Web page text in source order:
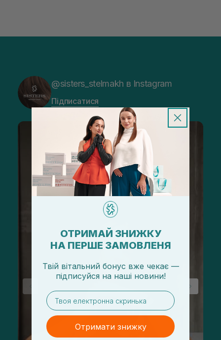
@sisters_stelmakh в Instagram
Підписатися
ОТРИМАЙ ЗНИЖКУ
НА ПЕРШЕ ЗАМОВЛЕНЯ
Твій вітальний бонус вже чекає —
підписуйся на наші новини!
email
Отримати знижку